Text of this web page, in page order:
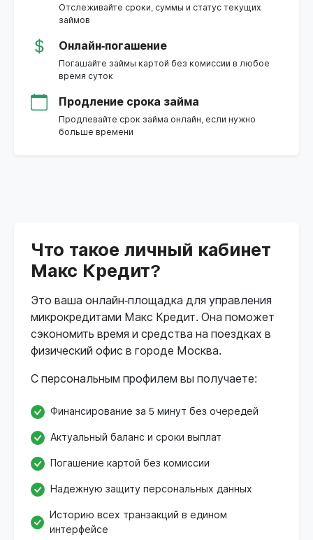
Отслеживайте сроки, суммы и статус текущих
займов
Онлайн-погашение
Погашайте займы картой без комиссии в любое
время суток
Продление срока займа
Продлевайте срок займа онлайн, если нужно
больше времени
Что такое личный кабинет
Макс Кредит?
Это ваша онлайн-площадка для управления
микрокредитами Макс Кредит. Она поможет
сэкономить время и средства на поездках в
физический офис в городе Москва.
С персональным профилем вы получаете:
Финансирование за 5 минут без очередей
Актуальный баланс и сроки выплат
Погашение картой без комиссии
Надежную защиту персональных данных
Историю всех транзакций в едином
интерфейсе